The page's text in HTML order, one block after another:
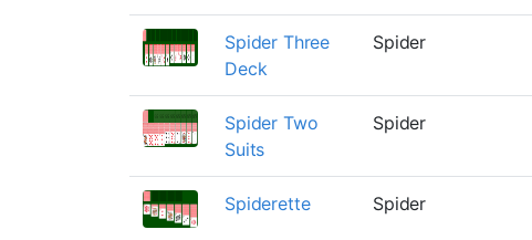
Spider Three
Deck
Spider
Spider Two
Suits
Spider
Spiderette Spider